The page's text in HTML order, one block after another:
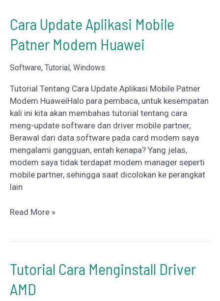
8
/
8.1
/
(Bahasa
Penulisan)
Cara Update Aplikasi Mobile
Patner Modem Huawei
Software, Tutorial, Windows
Tutorial Tentang Cara Update Aplikasi Mobile Patner
Modem HuaweiHalo para pembaca, untuk kesempatan
kali ini kita akan membahas tutorial tentang cara
meng-update software dan driver mobile partner,
Berawal dari data software pada card modem saya
mengalami gangguan, entah kenapa? Yang jelas,
modem saya tidak terdapat modem manager seperti
mobile partner, sehingga saat dicolokan ke perangkat
lain
Cara
Modem
Huawei
Read More »
Tutorial Cara Menginstall Driver
AMD